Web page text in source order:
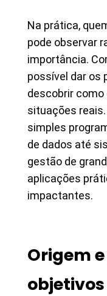
Na prática,
pode observar
importância.
possível dar os
descobrir como
situações
simples
de dados até
gestão de
aplicações
impactantes.
Origem